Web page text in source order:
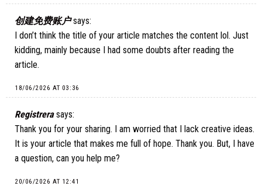
创建免费账户 says:
I don’t think the title of your article matches the content lol. Just
kidding, mainly because I had some doubts after reading the
article.
18/06/2026 AT 03:36
Registrera says:
Thank you for your sharing. I am worried that I lack creative ideas.
It is your article that makes me full of hope. Thank you. But, I have
a question, can you help me?
20/06/2026 AT 12:41